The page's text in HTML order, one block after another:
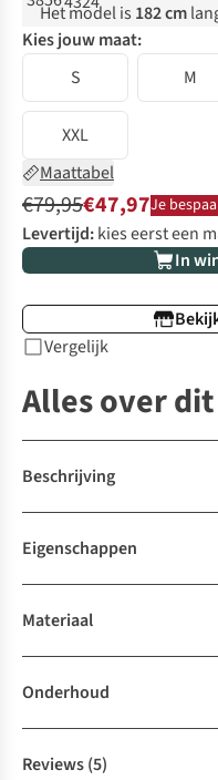
Het model is 182 cm
Kies jouw maat:
S
M
XXL
Maattabel
€79,95€47,97Je
Levertijd:kies eerst een
In
Vergelijk
Alles over
Beschrijving
Eigenschappen
Materiaal
Onderhoud
Reviews(5)